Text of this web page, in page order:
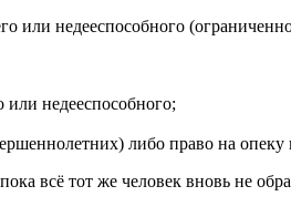
или недееспособного
или недееспособного;
либо право на опеку
всё тот же человек вновь не